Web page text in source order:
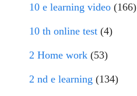
10 e learning video (166)
10 th online test (4)
2 Home work (53)
2 nd e learning (134)